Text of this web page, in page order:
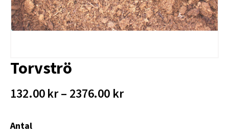
Torvströ
132.00 kr – 2376.00 kr
Antal